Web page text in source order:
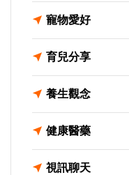
寵物愛好
育兒分享
養生觀念
健康醫藥
視訊聊天